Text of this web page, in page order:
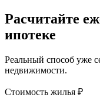
Расчитайте
ипотеке
Реальный способ уже
недвижимости.
Стоимость жилья ₽